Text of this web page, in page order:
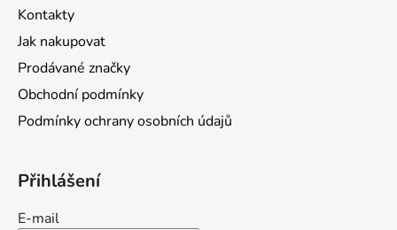
Kontakty
Jak nakupovat
Prodávané značky
Obchodní podmínky
Podmínky ochrany osobních údajů
Přihlášení
E-mail